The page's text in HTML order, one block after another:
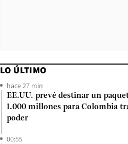
LO ÚLTIMO
hace 27 min
EE.UU. prevé destinar un
1.000 millones para Colombia
poder
00:55